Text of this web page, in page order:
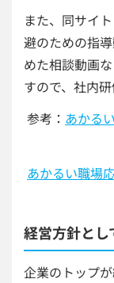
また、同サイ
避のための指
めた相談動画
すので、社内
参考： あかる
あかるい職場
経営方針と
企業のトップ